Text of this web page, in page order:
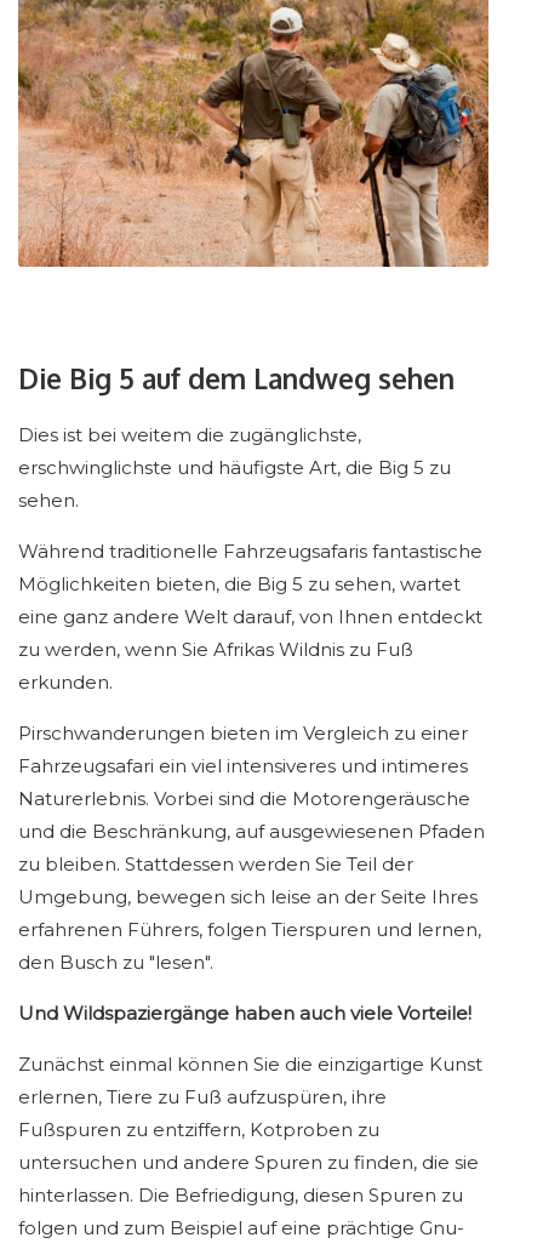
Die Big 5 auf dem Landweg sehen
Dies ist bei weitem die zugänglichste,
erschwinglichste und häufigste Art, die Big 5 zu
sehen.
Während traditionelle Fahrzeugsafaris fantastische
Möglichkeiten bieten, die Big 5 zu sehen, wartet
eine ganz andere Welt darauf, von Ihnen entdeckt
zu werden, wenn Sie Afrikas Wildnis zu Fuß
erkunden.
Pirschwanderungen bieten im Vergleich zu einer
Fahrzeugsafari ein viel intensiveres und intimeres
Naturerlebnis. Vorbei sind die Motorengeräusche
und die Beschränkung, auf ausgewiesenen Pfaden
zu bleiben. Stattdessen werden Sie Teil der
Umgebung, bewegen sich leise an der Seite Ihres
erfahrenen Führers, folgen Tierspuren und lernen,
den Busch zu "lesen".
Und Wildspaziergänge haben auch viele Vorteile!
Zunächst einmal können Sie die einzigartige Kunst
erlernen, Tiere zu Fuß aufzuspüren, ihre
Fußspuren zu entziffern, Kotproben zu
untersuchen und andere Spuren zu finden, die sie
hinterlassen. Die Befriedigung, diesen Spuren zu
folgen und zum Beispiel auf eine prächtige Gnu-